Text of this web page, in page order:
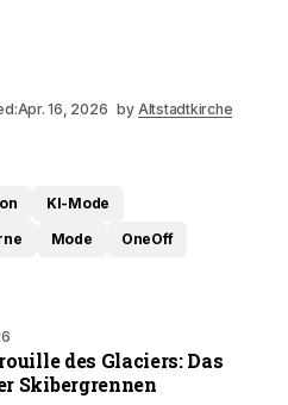
Apr. 16, 2026 by Altstadtkirche
KI-Mode
Mode OneOff
des Glaciers: Das
Skibergrennen